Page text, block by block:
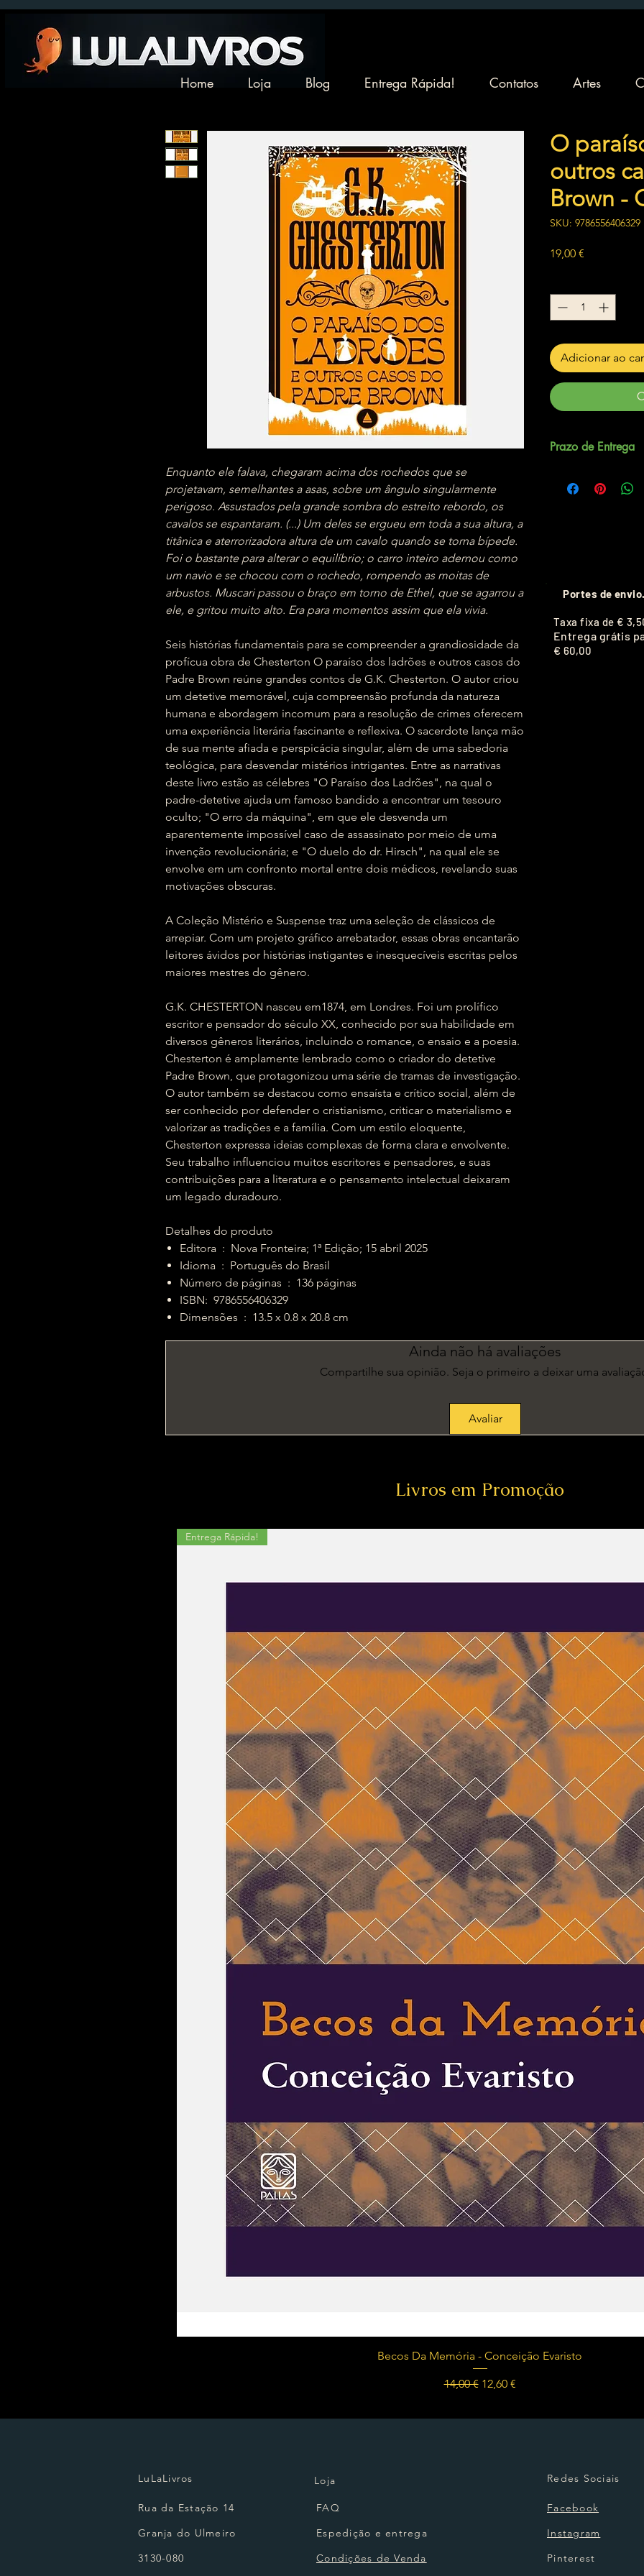
Home Loja Blog Entrega Rápida! Contatos Artes
Enquanto ele falava, chegaram acima dos rochedos que se
projetavam, semelhantes a asas, sobre um ângulo singularmente
perigoso. Assustados pela grande sombra do estreito rebordo, os
cavalos se espantaram. (...) Um deles se ergueu em toda a sua altura, a
titânica e aterrorizadora altura de um cavalo quando se torna bípede.
Foi o bastante para alterar o equilíbrio; o carro inteiro adernou como
um navio e se chocou com o rochedo, rompendo as moitas de
arbustos. Muscari passou o braço em torno de Ethel, que se agarrou a
ele, e gritou muito alto. Era para momentos assim que ela vivia.
Seis histórias fundamentais para se compreender a grandiosidade da
profícua obra de Chesterton O paraíso dos ladrões e outros casos do
Padre Brown reúne grandes contos de G.K. Chesterton. O autor criou
um detetive memorável, cuja compreensão profunda da natureza
humana e abordagem incomum para a resolução de crimes oferecem
uma experiência literária fascinante e reflexiva. O sacerdote lança mão
de sua mente afiada e perspicácia singular, além de uma sabedoria
teológica, para desvendar mistérios intrigantes. Entre as narrativas
deste livro estão as célebres "O Paraíso dos Ladrões", na qual o
padre-detetive ajuda um famoso bandido a encontrar um tesouro
oculto; "O erro da máquina", em que ele desvenda um
aparentemente impossível caso de assassinato por meio de uma
invenção revolucionária; e "O duelo do dr. Hirsch", na qual ele se
envolve em um confronto mortal entre dois médicos, revelando suas
motivações obscuras.
A Coleção Mistério e Suspense traz uma seleção de clássicos de
arrepiar. Com um projeto gráfico arrebatador, essas obras encantarão
leitores ávidos por histórias instigantes e inesquecíveis escritas pelos
maiores mestres do gênero.
G.K. CHESTERTON nasceu em1874, em Londres. Foi um prolífico
escritor e pensador do século XX, conhecido por sua habilidade em
diversos gêneros literários, incluindo o romance, o ensaio e a poesia.
Chesterton é amplamente lembrado como o criador do detetive
Padre Brown, que protagonizou uma série de tramas de investigação.
O autor também se destacou como ensaísta e crítico social, além de
ser conhecido por defender o cristianismo, criticar o materialismo e
valorizar as tradições e a família. Com um estilo eloquente,
Chesterton expressa ideias complexas de forma clara e envolvente.
Seu trabalho influenciou muitos escritores e pensadores, e suas
contribuições para a literatura e o pensamento intelectual deixaram
um legado duradouro.
Detalhes do produto
Editora ‏ : ‎ Nova Fronteira; 1ª Edição; 15 abril 2025
Idioma ‏ : ‎ Português do Brasil
Número de páginas ‏ : ‎ 136 páginas
ISBN: ‎ 9786556406329
Dimensões ‏ : ‎ 13.5 x 0.8 x 20.8 cm
O
outros
Brown -
SKU: 9786556406329
19,00 €
Adicionar ao
Prazo de Entrega
Ainda não há avaliações
Compartilhe sua opinião. Seja o primeiro a deixar uma
Avaliar
Portes de envio.
Taxa fixa de €
Entrega grátis
€ 60,00
Livros em Promoção
Visualização rápida
Entrega Rápida!
Becos Da Memória - Conceição Evaristo
Preço normal
14,00 € Preço promocional
12,60 €
LuLaLivros Loja
Rua da Estação 14
Granja do Ulmeiro
3130-080
FAQ
Espedição e entrega
Condições de Venda
Redes Sociais
Facebook
Instagram
Pinterest